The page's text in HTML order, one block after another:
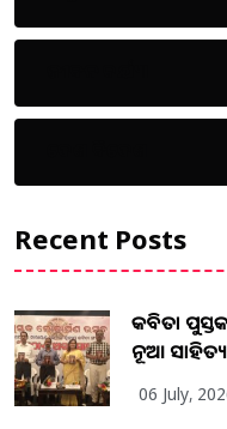
Recent Posts
କବିତା
ନୂଆ
06 July,